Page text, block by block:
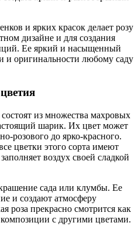
и ярких красок делает розу
дизайне и для создания
Ее яркий и насыщенный
и оригинальности любому саду
из множества махровых
шарик. Их цвет может
розового до ярко-красного.
цветки этого сорта имеют
воздух своей сладкой
сада или клумбы. Ее
и создают атмосферу
роза прекрасно смотрится как
с другими цветами.